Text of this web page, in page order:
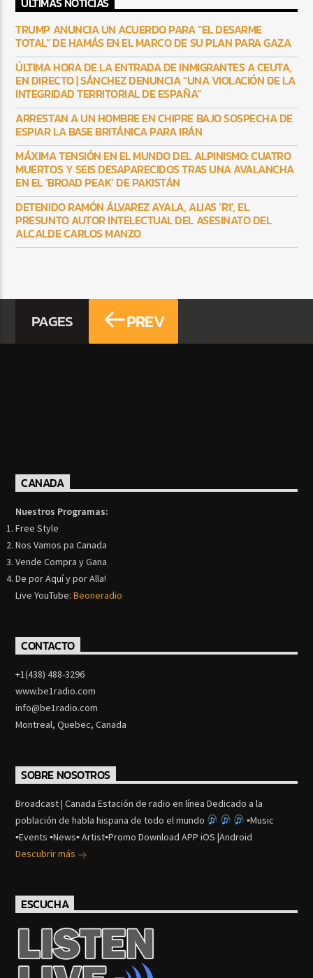
TRUMP ANUNCIA UN ACUERDO PARA “EL DESARME
TOTAL” DE HAMÁS EN EL MARCO DE SU PLAN PARA GAZA
ÚLTIMA HORA DE LA ENTRADA DE INMIGRANTES A CEUTA,
EN DIRECTO | SÁNCHEZ DENUNCIA “UNA VIOLACIÓN DE LA
INTEGRIDAD TERRITORIAL DE ESPAÑA”
ARRESTAN A UN HOMBRE EN CHIPRE BAJO SOSPECHA DE
ESPIAR LA BASE BRITÁNICA PARA IRÁN
MÁXIMA TENSIÓN EN EL MUNDO DEL ALPINISMO: CUATRO
MUERTOS Y SEIS DESAPARECIDOS TRAS UNA AVALANCHA
EN EL ‘BROAD PEAK’ DE PAKISTÁN
DETENIDO RAMÓN ÁLVAREZ AYALA, ALIAS ‘R1′, EL
PRESUNTO AUTOR INTELECTUAL DEL ASESINATO DEL
ALCALDE CARLOS MANZO
PAGES PREV
CANADA
Nuestros Programas:
Free Style
Nos Vamos pa Canada
Vende Compra y Gana
De por Aquí y por Alla!
Live YouTube:Beoneradio
CONTACTO
+1(438) 488-3296
www.be1radio.com
info@be1radio.com
Montreal, Quebec, Canada
SOBRE NOSOTROS
Broadcast | Canada Estación de radio en línea Dedicado a la
población de habla hispana de todo el mundo
▪Music
▪Events ▪News▪ Artist▪Promo Download APP iOS |Android
Descubrir más
ESCUCHA